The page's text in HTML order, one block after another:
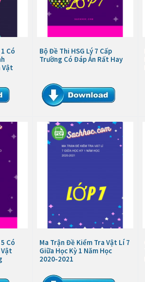
Có
Vật
Bộ Đề Thi HSG Lý 7 Cấp
Trường Có Đáp Án Rất Hay
Có
Ma Trận Đề Kiểm Tra Vật Lí 7
Giữa Học Kỳ 1 Năm Học
2020-2021